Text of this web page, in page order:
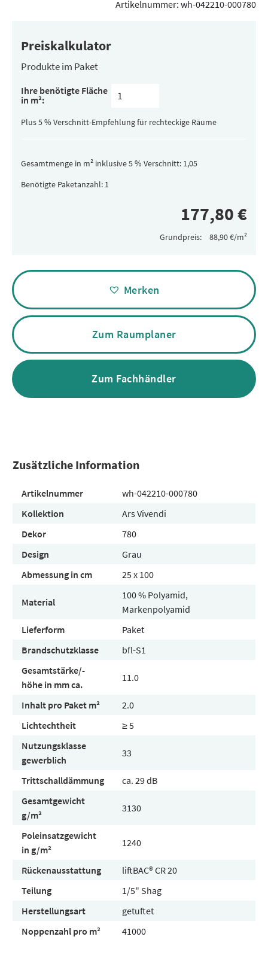
Artikelnummer: wh-042210-000780
Preiskalkulator
Produkte im Paket
Inhalt
pro
Paket
Ihre benötigte Fläche
in m²:
Plus 5 % Verschnitt-Empfehlung für rechteckige Räume
Gesamtmenge in m² inklusive 5 % Verschnitt:
Benötigte Paketanzahl:
Grundpreis:
Alternative:
Merken
Zum Raumplaner
Zum Fachhändler
Zusätzliche Information
Artikelnummer
wh-042210-000780
Kollektion
Ars Vivendi
Dekor
780
Design
Grau
Abmessung in cm
25 x 100
Material
100 % Polyamid,
Markenpolyamid
Lieferform
Paket
Brandschutzklasse
bfl-S1
Gesamtstärke/-
höhe in mm ca.
11.0
Inhalt pro Paket m²
2.0
Lichtechtheit
≥ 5
Nutzungsklasse
gewerblich
33
Trittschalldämmung
ca. 29 dB
Gesamtgewicht
g/m²
3130
Poleinsatzgewicht
in g/m²
1240
Rückenausstattung
liftBAC® CR 20
Teilung
1/5" Shag
Herstellungsart
getuftet
Noppenzahl pro m²
41000